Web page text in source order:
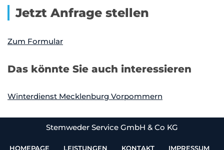
Jetzt Anfrage stellen
Zum Formular
Das könnte Sie auch interessieren
Winterdienst Mecklenburg Vorpommern
Stemweder Service GmbH & Co KG
HOMEPAGE LEISTUNGEN KONTAKT IMPRESSUM